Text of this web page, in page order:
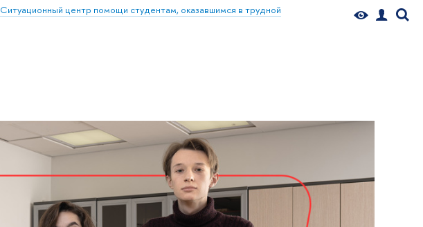
Ситуационный центр помощи студентам, оказавшимся в трудной